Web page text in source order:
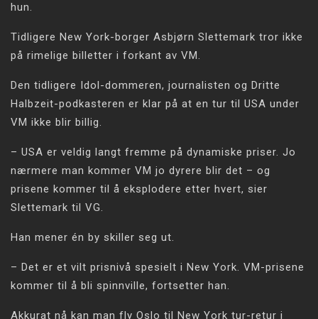
hun.
Tidligere New York-borger Asbjørn Slettemark tror ikke
på rimelige billetter i forkant av VM.
Den tidligere Idol-dommeren, journalisten og Dritte
Halbzeit-podkasteren er klar på at en tur til USA under
VM ikke blir billig.
– USA er veldig langt fremme på dynamiske priser. Jo
nærmere man kommer VM jo dyrere blir det – og
prisene kommer til å eksplodere etter hvert, sier
Slettemark til VG.
Han mener én by skiller seg ut.
– Det er et vilt prisnivå spesielt i New York. VM-prisene
kommer til å bli spinnville, fortsetter han.
Akkurat nå kan man fly Oslo til New York tur-retur i